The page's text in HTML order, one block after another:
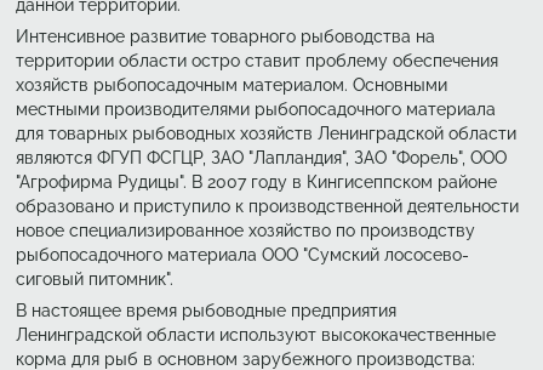
данной территории.
Интенсивное развитие товарного рыбоводства на
территории области остро ставит проблему обеспечения
хозяйств рыбопосадочным материалом. Основными
местными производителями рыбопосадочного материала
для товарных рыбоводных хозяйств Ленинградской области
являются ФГУП ФСГЦР, ЗАО "Лапландия", ЗАО "Форель", ООО
"Агрофирма Рудицы". В 2007 году в Кингисеппском районе
образовано и приступило к производственной деятельности
новое специализированное хозяйство по производству
рыбопосадочного материала ООО "Сумский лососево-
сиговый питомник".
В настоящее время рыбоводные предприятия
Ленинградской области используют высококачественные
корма для рыб в основном зарубежного производства: